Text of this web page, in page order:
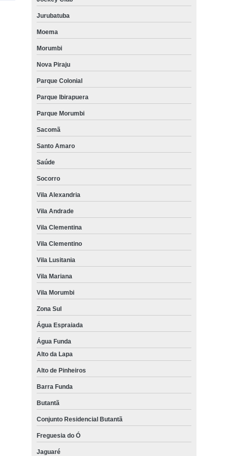
Jurubatuba
Moema
Morumbi
Nova Piraju
Parque Colonial
Parque Ibirapuera
Parque Morumbi
Sacomã
Santo Amaro
Saúde
Socorro
Vila Alexandria
Vila Andrade
Vila Clementina
Vila Clementino
Vila Lusitania
Vila Mariana
Vila Morumbi
Zona Sul
Água Espraiada
Água Funda
Alto da Lapa
Alto de Pinheiros
Barra Funda
Butantã
Conjunto Residencial Butantã
Freguesia do Ó
Jaguaré